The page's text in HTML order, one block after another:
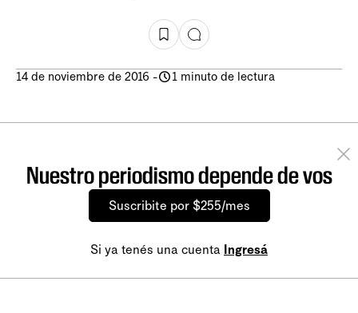
14 de noviembre de 2016 - 1 minuto de lectura
Nuestro periodismo depende de vos
Suscribite por $255/mes
Si ya tenés una cuenta Ingresá